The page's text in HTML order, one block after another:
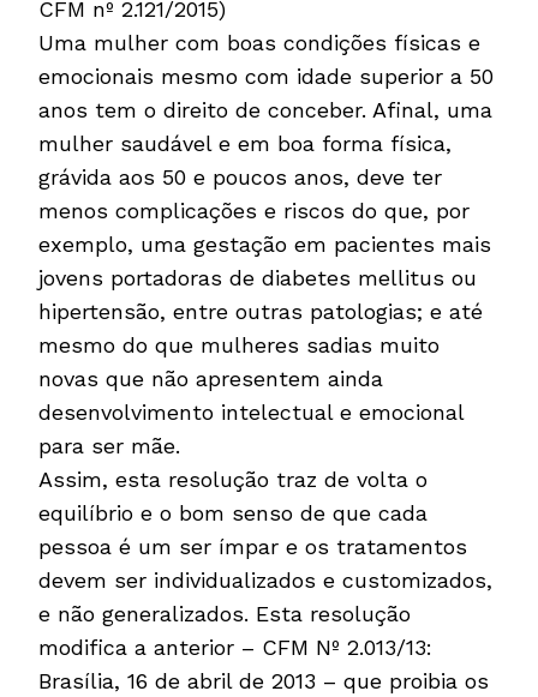
CFM nº 2.121/2015)
Uma mulher com boas condições físicas e
emocionais mesmo com idade superior a 50
anos tem o direito de conceber. Afinal, uma
mulher saudável e em boa forma física,
grávida aos 50 e poucos anos, deve ter
menos complicações e riscos do que, por
exemplo, uma gestação em pacientes mais
jovens portadoras de diabetes mellitus ou
hipertensão, entre outras patologias; e até
mesmo do que mulheres sadias muito
novas que não apresentem ainda
desenvolvimento intelectual e emocional
para ser mãe.
Assim, esta resolução traz de volta o
equilíbrio e o bom senso de que cada
pessoa é um ser ímpar e os tratamentos
devem ser individualizados e customizados,
e não generalizados. Esta resolução
modifica a anterior – CFM Nº 2.013/13:
Brasília, 16 de abril de 2013 – que proibia os